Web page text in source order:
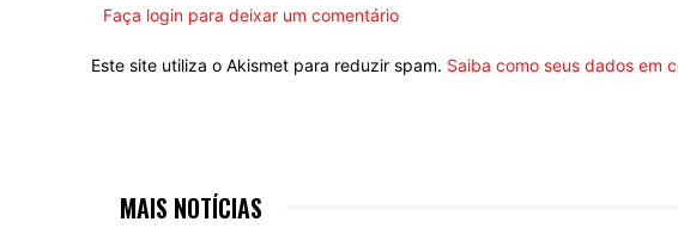
Faça login para deixar um comentário
Este site utiliza o Akismet para reduzir spam. Saiba como seus dados em
MAIS NOTÍCIAS